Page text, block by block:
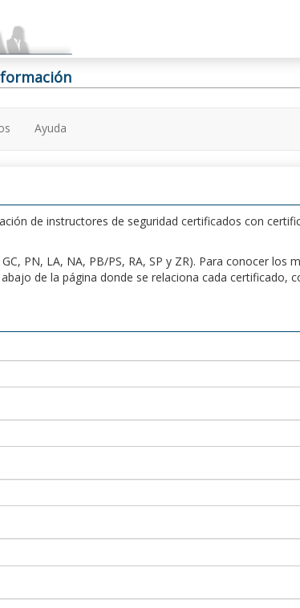
Ayuda
de instructores de seguridad certificados con
PN, LA, NA, PB/PS, RA, SP y ZR). Para conocer los
de la página donde se relaciona cada certificado,